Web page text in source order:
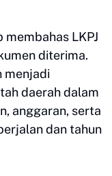
membahas LKPJ
diterima.
menjadi
daerah dalam
anggaran, serta
dan tahun